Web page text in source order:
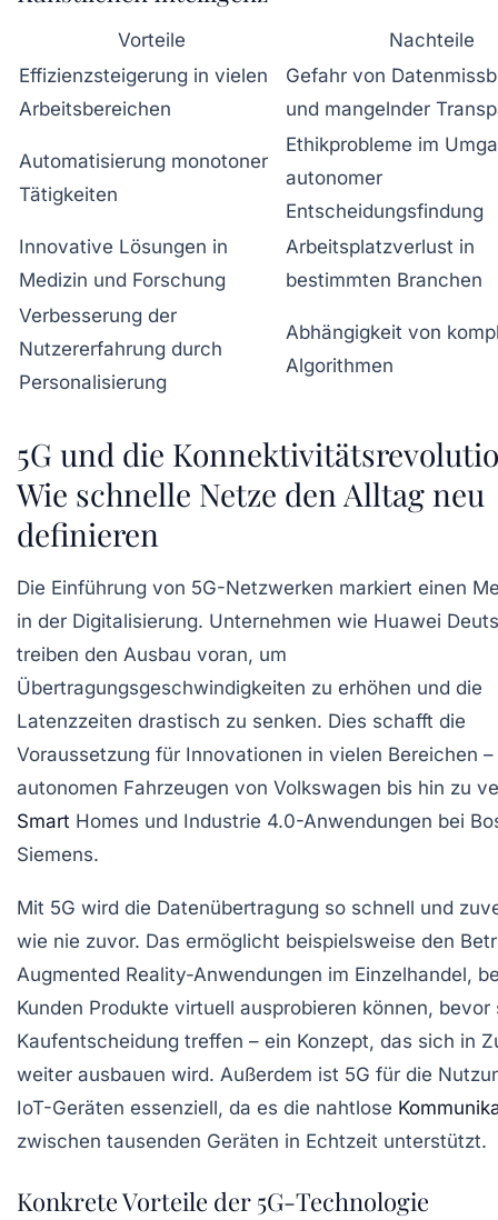
Vorteile
Nachteile
Effizienzsteigerung in vielen
Arbeitsbereichen
Gefahr von
und mangelnder
Automatisierung monotoner
Tätigkeiten
Ethikprobleme im
autonomer
Entscheidungsfindung
Innovative Lösungen in
Medizin und Forschung
Arbeitsplatzverlust in
bestimmten Branchen
Verbesserung der
Nutzererfahrung durch
Personalisierung
Abhängigkeit von
Algorithmen
5G und die
Wie schnelle Netze den Alltag neu
definieren
Die Einführung von 5G-Netzwerken markiert einen
in der Digitalisierung. Unternehmen wie Huawei
treiben den Ausbau voran, um
Übertragungsgeschwindigkeiten zu erhöhen und die
Latenzzeiten drastisch zu senken. Dies schafft die
Voraussetzung für Innovationen in vielen Bereichen
autonomen Fahrzeugen von Volkswagen bis hin zu
Smart Homes und Industrie 4.0-Anwendungen bei
Siemens.
Mit 5G wird die Datenübertragung so schnell und
wie nie zuvor. Das ermöglicht beispielsweise den
Augmented Reality-Anwendungen im Einzelhandel,
Kunden Produkte virtuell ausprobieren können, bevor
Kaufentscheidung treffen – ein Konzept, das sich in
weiter ausbauen wird. Außerdem ist 5G für die
IoT-Geräten essenziell, da es die nahtlose
zwischen tausenden Geräten in Echtzeit unterstützt.
Konkrete Vorteile der 5G-Technologie